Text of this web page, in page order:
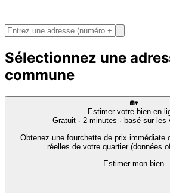
Sélectionnez une
commune
🏡
Estimer votre bien en
Gratuit · 2 minutes · basé sur les
Obtenez une fourchette de prix immédiate
réelles de votre quartier (données
Estimer mon bien